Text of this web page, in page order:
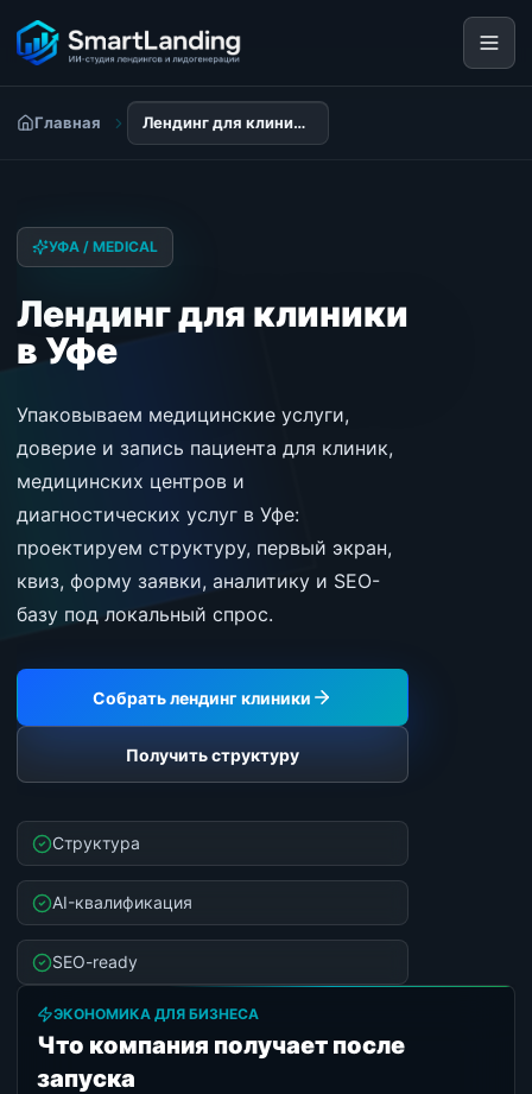
Главная Лендинг для клиники в Уфе
УФА / MEDICAL
Лендинг для клиники
в Уфе
Упаковываем медицинские услуги,
доверие и запись пациента для клиник,
медицинских центров и
диагностических услуг в Уфе:
проектируем структуру, первый экран,
квиз, форму заявки, аналитику и SEO-
базу под локальный спрос.
Собрать лендинг клиники
Получить структуру
Структура
AI-квалификация
SEO-ready
ЭКОНОМИКА ДЛЯ БИЗНЕСА
Что компания получает после
запуска